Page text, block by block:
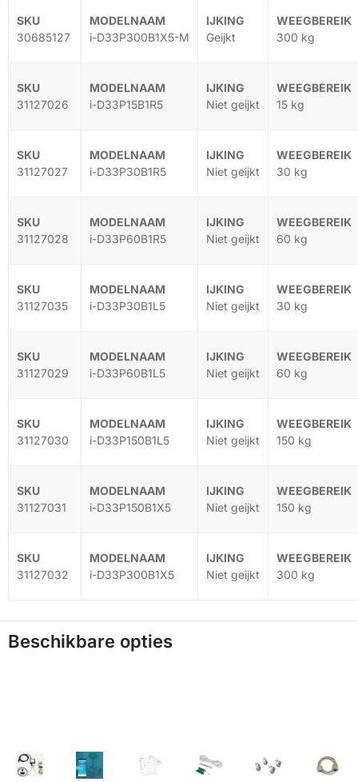
30685127 i-D33P300B1X5-M Geijkt 300 kg
31127026 i-D33P15B1R5 Niet geijkt 15 kg
31127027 i-D33P30B1R5 Niet geijkt 30 kg
31127028 i-D33P60B1R5 Niet geijkt 60 kg
31127035 i-D33P30B1L5 Niet geijkt 30 kg
31127029 i-D33P60B1L5 Niet geijkt 60 kg
31127030 i-D33P150B1L5 Niet geijkt 150 kg
31127031 i-D33P150B1X5 Niet geijkt 150 kg
31127032 i-D33P300B1X5 Niet geijkt 300 kg
Beschikbare opties